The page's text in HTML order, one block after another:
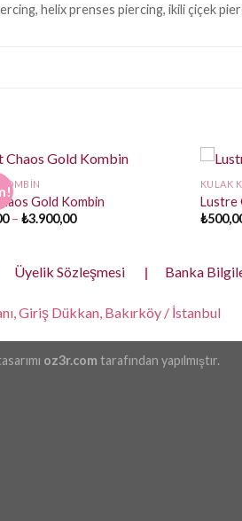
helix prenses piercing, ikili çiçek
KOMBIN
Gold Kombin
–₺3.900,00Fiyat
₺3.900,00
KULAK
Lustre
₺
Üyelik Sözleşmesi | Banka
Giriş Dükkan, Bakırköy / İstanbul
oz3r.com tarafından yapılmıştır.